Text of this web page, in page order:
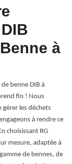
à
benne DIB à
fin ! Nous
les déchets
à rendre ce
choisissant RG
mesure, adaptée à
de bennes, de